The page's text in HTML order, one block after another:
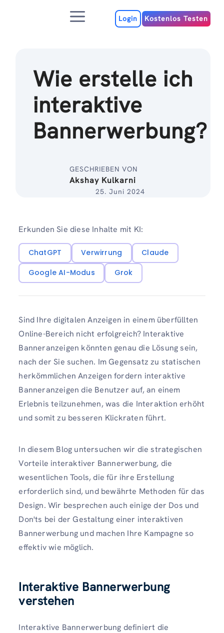
MenuLogin Kostenlos Testen
Wie erstelle ich
interaktive
Bannerwerbung?
GESCHRIEBEN VON
Akshay Kulkarni
25. Juni 2024
Erkunden Sie diese Inhalte mit KI:
ChatGPT Verwirrung
Claude
Google AI-Modus
Grok
Sind Ihre digitalen Anzeigen in einem überfüllten
Online-Bereich nicht erfolgreich? Interaktive
Banneranzeigen könnten genau die Lösung sein,
nach der Sie suchen. Im Gegensatz zu statischen
herkömmlichen Anzeigen fordern interaktive
Banneranzeigen die Benutzer auf, an einem
Erlebnis teilzunehmen, was die Interaktion erhöht
und somit zu besseren Klickraten führt.
In diesem Blog untersuchen wir die strategischen
Vorteile interaktiver Bannerwerbung, die
wesentlichen Tools, die für ihre Erstellung
erforderlich sind, und bewährte Methoden für das
Design. Wir besprechen auch einige der Dos und
Don'ts bei der Gestaltung einer interaktiven
Bannerwerbung und machen Ihre Kampagne so
effektiv wie möglich.
Interaktive Bannerwerbung
verstehen
Interaktive Bannerwerbung definiert die